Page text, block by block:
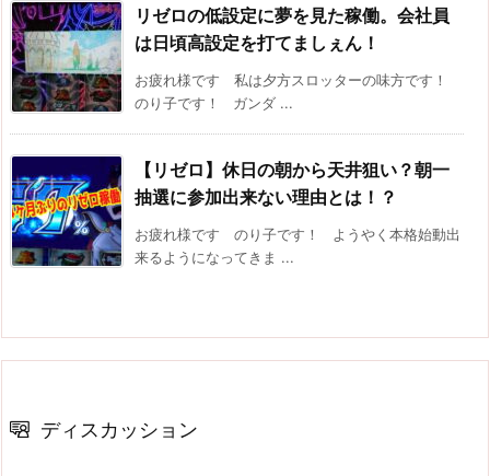
リゼロの低設定に夢を見た稼働。会社員
は日頃高設定を打てましぇん！
お疲れ様です 私は夕方スロッターの味方です！
のり子です！ ガンダ ...
【リゼロ】休日の朝から天井狙い？朝一
抽選に参加出来ない理由とは！？
お疲れ様です のり子です！ ようやく本格始動出
来るようになってきま ...
ディスカッション